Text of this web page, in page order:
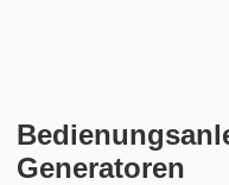
Generatoren